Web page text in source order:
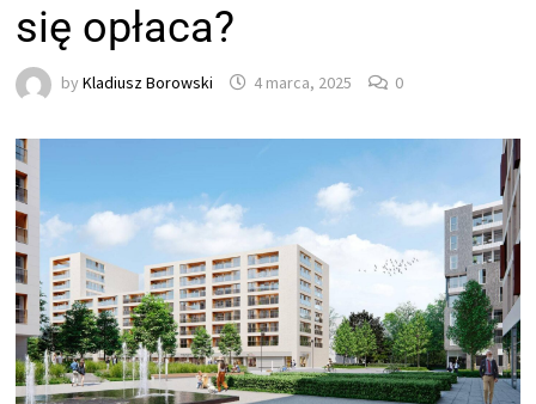
się opłaca?
byKladiusz Borowski 4 marca, 2025 0